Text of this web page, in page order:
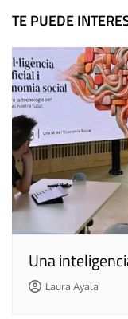
entradas
TE PUEDE
Una
Laura Ayala